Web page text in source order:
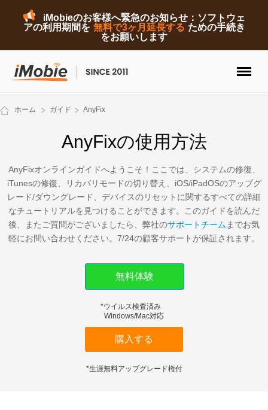
iMobieのお客様へ緊急のお知らせ：ソフトウェ
アの利用期間を 無料で3ヶ月延長する ための手続き
をお願いします
ロック解除&データ復元
データ転送
マルチメディア
便利ツール
ソリューション
ホーム ガイド AnyFix
AnyFixの使用方法
AnyFixオンラインガイドへようこそ！ここでは、システムの修復、
iTunesの修復、リカバリモードの切り替え、iOS/iPadOSのアップグ
レード/ダウングレード、デバイスのリセットに関するすべての詳細
なチュートリアルを見つけることができます。このガイドを読んだ
後、またご質問がございましたら、弊社のサポートチーム までお気
軽にお問い合わせください。7/24の顧客サポートが保証されます。
無料体験
*ウイルス検査済み
Windows/Mac対応
購入する
*生涯無料アップグレード権付